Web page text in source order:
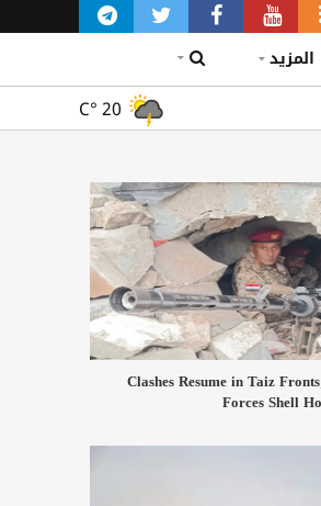
المزيد
C° 20
Clashes Resume in Taiz
Forces Shell